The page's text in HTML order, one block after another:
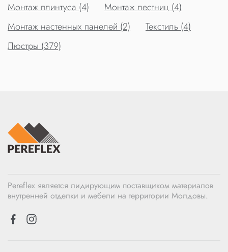
Монтаж плинтуса (4)
Монтаж лестниц (4)
Монтаж настенных панелей (2)
Текстиль (4)
Люстры (379)
Pereflex является лидирующим поставщиком материалов
внутренней отделки и мебели на территории Молдовы.